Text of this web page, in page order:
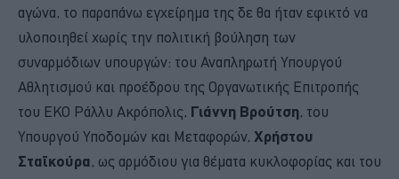
αγώνα, το παραπάνω εγχείρημα της δε θα ήταν εφικτό να
υλοποιηθεί χωρίς την πολιτική βούληση των
συναρμόδιων υπουργών: του Αναπληρωτή Υπουργού
Αθλητισμού και προέδρου της Οργανωτικής Επιτροπής
του ΕΚΟ Ράλλυ Ακρόπολις, Γιάννη Βρούτση, του
Υπουργού Υποδομών και Μεταφορών, Χρήστου
Σταϊκούρα, ως αρμόδιου για θέματα κυκλοφορίας και του